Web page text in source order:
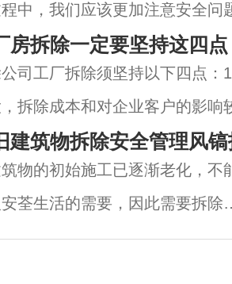
中，我们应该更加注意安全问
必须制定相关的拆除计划，以
故的可能性。南京拆除时应注意
房拆除一定要坚持这四点
司工厂拆除须坚持以下四点：
拆除成本和对企业客户的影响
除不能忽视任何细节；如工厂
或其他用途是影响工厂拆除价格
建筑物拆除安全管理风
物的初始施工已逐渐老化，不
荃生活的需要，因此需要拆除
旧建筑物的拆除施工中应注意